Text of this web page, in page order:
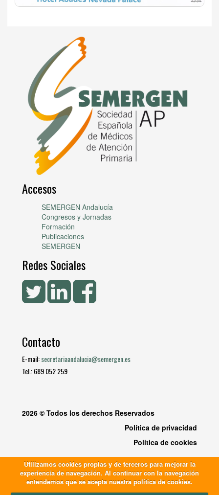
Accesos
SEMERGEN Andalucía
Congresos y Jornadas
Formación
Publicaciones
SEMERGEN
Redes Sociales
Contacto
E-mail:secretariaandalucia@semergen.es
Tel.: 689 052 259
2026 © Todos los derechos Reservados
Política de privacidad
Política de cookies
Utilizamos cookies propias y de terceros para mejorar la
experiencia de navegación. Al continuar con la navegación
entendemos que se acepta nuestra política de cookies.